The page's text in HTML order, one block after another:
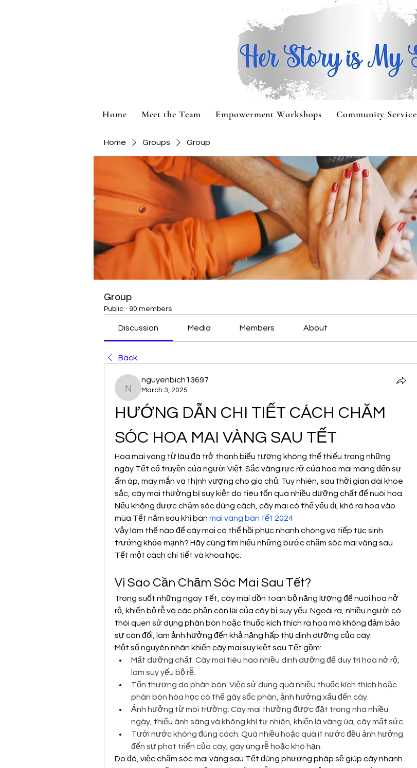
Home Meet the Team Empowerment Workshops Community Service
Home Groups Group
Group
Public · 90 members
Discussion Media Members About
Back
nguyenbich13697
nguyenbich13697
March 3, 2025
HƯỚNG DẪN CHI TIẾT CÁCH CHĂM
SÓC HOA MAI VÀNG SAU TẾT
Hoa mai vàng từ lâu đã trở thành biểu tượng không thể thiếu trong những
ngày Tết cổ truyền của người Việt. Sắc vàng rực rỡ của hoa mai mang đến sự
ấm áp, may mắn và thịnh vượng cho gia chủ. Tuy nhiên, sau thời gian dài khoe
sắc, cây mai thường bị suy kiệt do tiêu tốn quá nhiều dưỡng chất để nuôi hoa.
Nếu không được chăm sóc đúng cách, cây mai có thể yếu đi, khó ra hoa vào
mùa Tết năm sau khi bán mai vàng bán tết 2024
Vậy làm thế nào để cây mai có thể hồi phục nhanh chóng và tiếp tục sinh
trưởng khỏe mạnh? Hãy cùng tìm hiểu những bước chăm sóc mai vàng sau
Tết một cách chi tiết và khoa học.
Vì Sao Cần Chăm Sóc Mai Sau Tết?
Trong suốt những ngày Tết, cây mai dồn toàn bộ năng lượng để nuôi hoa nở
rộ, khiến bộ rễ và các phần còn lại của cây bị suy yếu. Ngoài ra, nhiều người có
thói quen sử dụng phân bón hoặc thuốc kích thích ra hoa mà không đảm bảo
sự cân đối, làm ảnh hưởng đến khả năng hấp thụ dinh dưỡng của cây.
Một số nguyên nhân khiến cây mai suy kiệt sau Tết gồm:
Mất dưỡng chất: Cây mai tiêu hao nhiều dinh dưỡng để duy trì hoa nở rộ,
làm suy yếu bộ rễ.
Tổn thương do phân bón: Việc sử dụng quá nhiều thuốc kích thích hoặc
phân bón hóa học có thể gây sốc phân, ảnh hưởng xấu đến cây.
Ảnh hưởng từ môi trường: Cây mai thường được đặt trong nhà nhiều
ngày, thiếu ánh sáng và không khí tự nhiên, khiến lá vàng úa, cây mất sức.
Tưới nước không đúng cách: Quá nhiều hoặc quá ít nước đều ảnh hưởng
đến sự phát triển của cây, gây úng rễ hoặc khô hạn.
Do đó, việc chăm sóc mai vàng sau Tết đúng phương pháp sẽ giúp cây nhanh